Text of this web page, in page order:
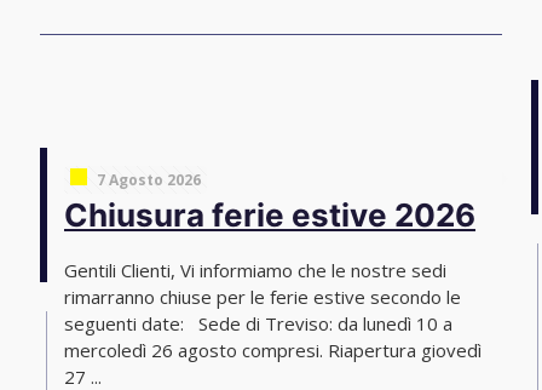
7 Agosto 2026
Chiusura ferie estive 2026
Gentili Clienti, Vi informiamo che le nostre sedi
rimarranno chiuse per le ferie estive secondo le
seguenti date: Sede di Treviso: da lunedì 10 a
mercoledì 26 agosto compresi. Riapertura giovedì
27 ...